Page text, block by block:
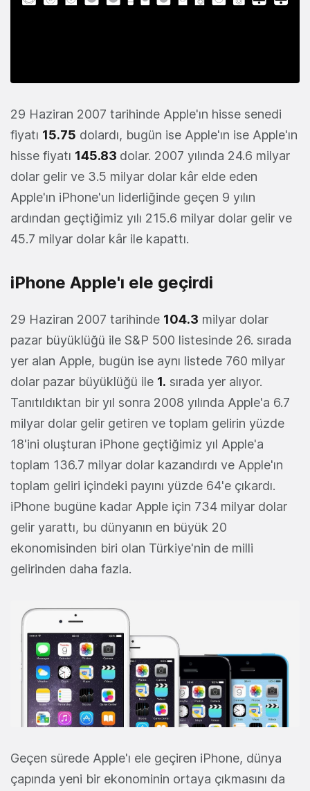
29 Haziran 2007 tarihinde Apple'ın hisse senedi
fiyatı 15.75 dolardı, bugün ise Apple'ın ise Apple'ın
hisse fiyatı 145.83 dolar. 2007 yılında 24.6 milyar
dolar gelir ve 3.5 milyar dolar kâr elde eden
Apple'ın iPhone'un liderliğinde geçen 9 yılın
ardından geçtiğimiz yılı 215.6 milyar dolar gelir ve
45.7 milyar dolar kâr ile kapattı.
iPhone Apple'ı ele geçirdi
29 Haziran 2007 tarihinde 104.3 milyar dolar
pazar büyüklüğü ile S&P 500 listesinde 26. sırada
yer alan Apple, bugün ise aynı listede 760 milyar
dolar pazar büyüklüğü ile 1. sırada yer alıyor.
Tanıtıldıktan bir yıl sonra 2008 yılında Apple'a 6.7
milyar dolar gelir getiren ve toplam gelirin yüzde
18'ini oluşturan iPhone geçtiğimiz yıl Apple'a
toplam 136.7 milyar dolar kazandırdı ve Apple'ın
toplam geliri içindeki payını yüzde 64'e çıkardı.
iPhone bugüne kadar Apple için 734 milyar dolar
gelir yarattı, bu dünyanın en büyük 20
ekonomisinden biri olan Türkiye'nin de milli
gelirinden daha fazla.
Geçen sürede Apple'ı ele geçiren iPhone, dünya
çapında yeni bir ekonominin ortaya çıkmasını da